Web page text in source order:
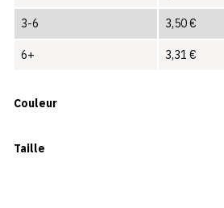
3-6 3,50€
6+ 3,31 €
Couleur
Taille